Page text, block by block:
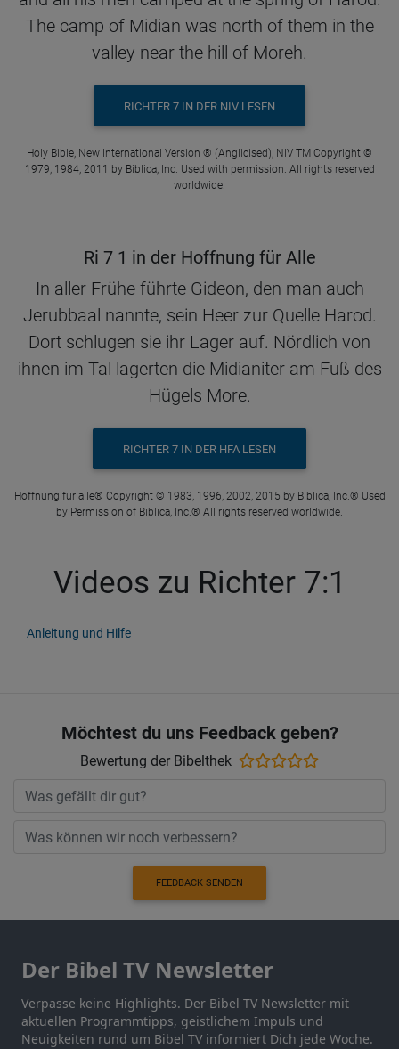
The camp of Midian was north of them in the
valley near the hill of Moreh.
RICHTER 7 IN DER NIV LESEN
Holy Bible, New International Version ® (Anglicised), NIV TM Copyright ©
1979, 1984, 2011 by Biblica, Inc. Used with permission. All rights reserved
worldwide.
Ri 7 1 in der Hoffnung für Alle
In aller Frühe führte Gideon, den man auch
Jerubbaal nannte, sein Heer zur Quelle Harod.
Dort schlugen sie ihr Lager auf. Nördlich von
ihnen im Tal lagerten die Midianiter am Fuß des
Hügels More.
RICHTER 7 IN DER HFA LESEN
Hoffnung für alle® Copyright © 1983, 1996, 2002, 2015 by Biblica, Inc.® Used
by Permission of Biblica, Inc.® All rights reserved worldwide.
Videos zu Richter 7:1
Anleitung und Hilfe
Möchtest du uns Feedback geben?
Bewertung der Bibelthek
FEEDBACK SENDEN
Der Bibel TV Newsletter
Verpasse keine Highlights. Der Bibel TV Newsletter mit
aktuellen Programmtipps, geistlichem Impuls und
Neuigkeiten rund um Bibel TV informiert Dich jede Woche.